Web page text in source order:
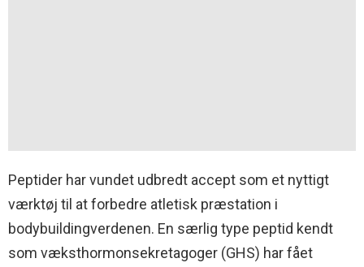
Peptider har vundet udbredt accept som et nyttigt
værktøj til at forbedre atletisk præstation i
bodybuildingverdenen. En særlig type peptid kendt
som væksthormonsekretagoger (GHS) har fået